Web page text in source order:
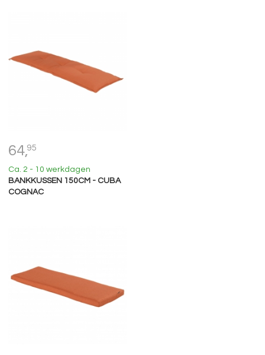
64,95
Ca. 2 - 10 werkdagen
BANKKUSSEN 150CM - CUBA
COGNAC